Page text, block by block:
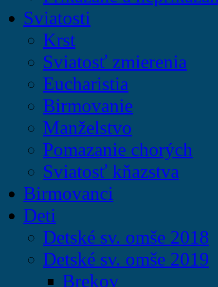
Sviatosti
Krst
Sviatosť zmierenia
Eucharistia
Birmovanie
Manželstvo
Pomazanie chorých
Sviatosť kňazstva
Birmovanci
Deti
Detské sv. omše 2018
Detské sv. omše 2019
Brekov